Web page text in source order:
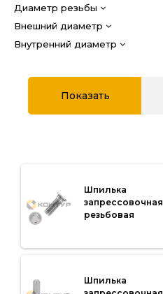
Диаметр резьбы
Внешний диаметр
Внутренний диаметр
Шпилька
запрессовочная
резьбовая
Шпилька